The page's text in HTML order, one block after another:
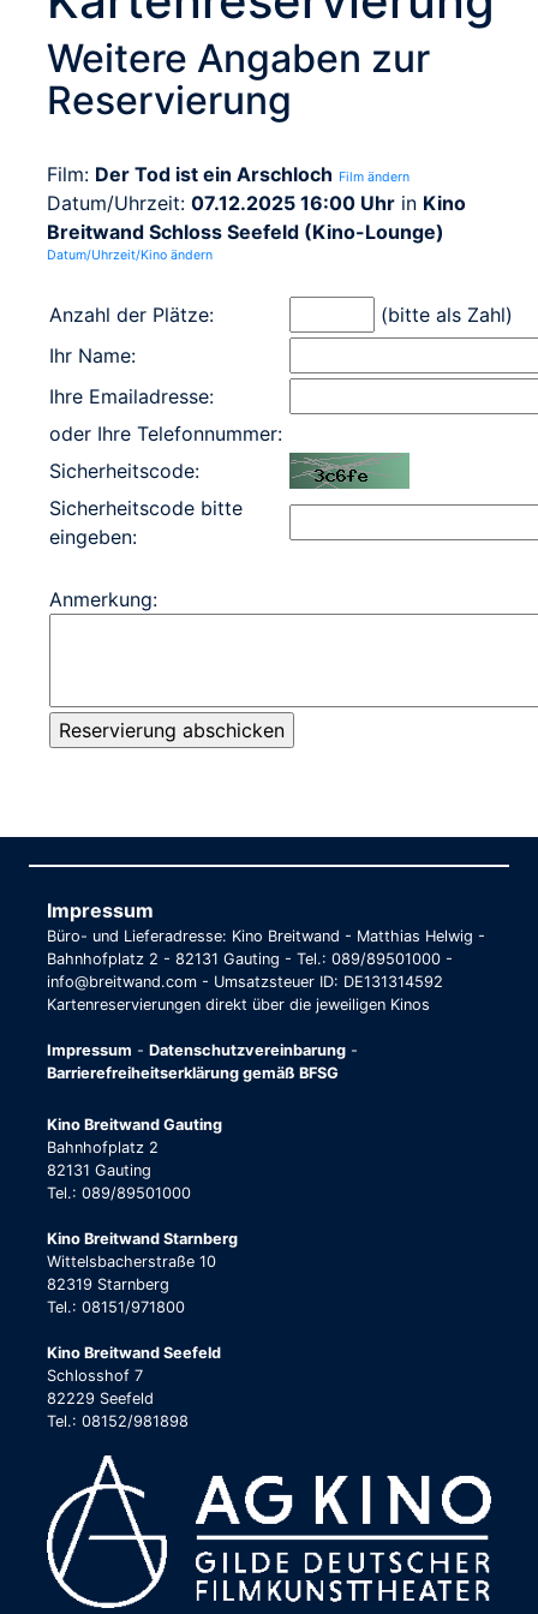
Weitere Angaben zur
Reservierung
Film: Der Tod ist ein Arschloch Film ändern
Datum/Uhrzeit: 07.12.2025 16:00 Uhr in Kino
Breitwand Schloss Seefeld (Kino-Lounge)
Datum/Uhrzeit/Kino ändern
Anzahl der Plätze:
(bitte als Zahl)
Ihr Name:
Ihre Emailadresse:
oder Ihre Telefonnummer:
Sicherheitscode:
Sicherheitscode bitte
eingeben:
Anmerkung:
Impressum
Büro- und Lieferadresse: Kino Breitwand - Matthias Helwig -
Bahnhofplatz 2 - 82131 Gauting - Tel.: 089/89501000 -
info@breitwand.com - Umsatzsteuer ID: DE131314592
Kartenreservierungen direkt über die jeweiligen Kinos
Impressum - Datenschutzvereinbarung -
Barrierefreiheitserklärung gemäß BFSG
Kino Breitwand Gauting
Bahnhofplatz 2
82131 Gauting
Tel.: 089/89501000
Kino Breitwand Starnberg
Wittelsbacherstraße 10
82319 Starnberg
Tel.: 08151/971800
Kino Breitwand Seefeld
Schlosshof 7
82229 Seefeld
Tel.: 08152/981898